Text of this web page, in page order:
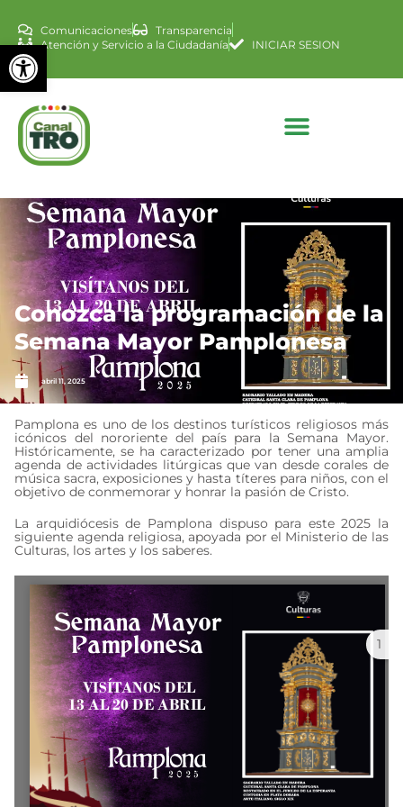
Abrir barra de
Comunicaciones
Transparencia
Atención y Servicio a la Ciudadanía
INICIAR SESION
Conozca la programación de la
Semana Mayor Pamplonesa
abril 11, 2025
Pamplona es uno de los destinos turísticos religiosos más
icónicos del nororiente del país para la Semana Mayor.
Históricamente, se ha caracterizado por tener una amplia
agenda de actividades litúrgicas que van desde corales de
música sacra, exposiciones y hasta títeres para niños, con el
objetivo de conmemorar y honrar la pasión de Cristo.
La arquidiócesis de Pamplona dispuso para este 2025 la
siguiente agenda religiosa, apoyada por el Ministerio de las
Culturas, los artes y los saberes.
1